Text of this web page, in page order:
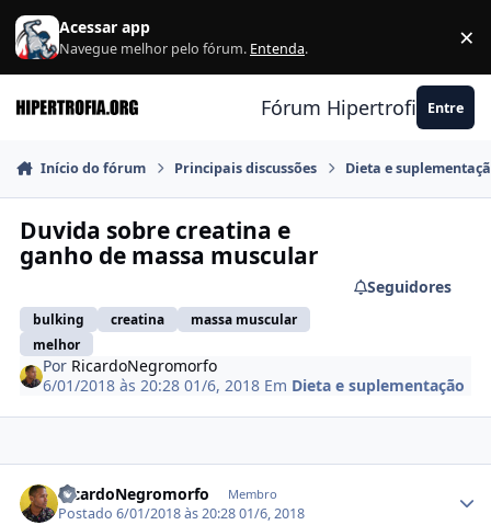
Ir para conteúdo
Acessar app
Navegue melhor pelo fórum. Entenda. ×
Fórum Hipertrofia.org
Entre
Início do fórum Principais discussões Dieta e
Duvida sobre creatina e
ganho de massa muscular
bulking creatina
massa muscular
melhor
Seguidores
Por RicardoNegromorfo
6/01/2018 às 20:2801/6, 2018 Em Dieta e suplementação
RicardoNegromorfo Membro
Postado6/01/2018 às 20:2801/6, 2018